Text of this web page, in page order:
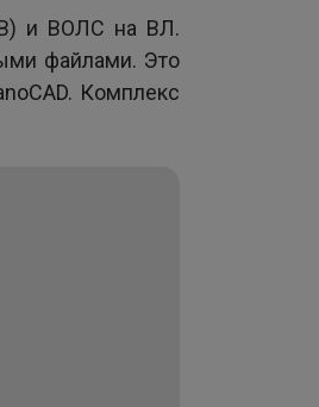
и ВОЛС на ВЛ.
файлами. Это
Комплекс